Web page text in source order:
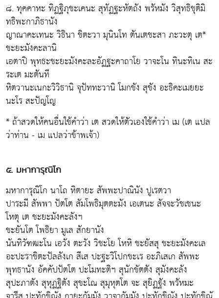
๘. ทุคคาหะ ทิฏฐิภุชะเคนะ สุทัฏฐะหัตถัง พรัหมัง วิสุทธิชุติมิ
ทธิพะกาภิธานัง
ญาณาคะเทนะ วิธินา ชิตะวา มุนินโท ตันเตชะสา ภะวะตุ เต*
ชะยะมังคะลานิ
เอตาปิ พุทธะชะยะมังคะละอัฏฐะคาถาโย วาจะโน ทินะทิเน สะ
ระเต มะตันที
หิตวานะเนกะวิวิธานิ จุปัททะวานิ โมกขัง สุขัง อะธิคะเมยยะ
นะโร สะปัญโญ
* ถ้าสวดให้คนอื่นใช้คำว่า เต สวดให้ตัวเองใช้คำว่า เม (เต แปล
ว่าท่าน - เม แปลว่าข้าพเจ้า)
๕. มหาการุณิโก
มหาการุณิโก นาโถ หิตายะ สัพพะปาณินัง ปูเรตวา
ปาระมี สัพพา ปัตโต สัมโพธิมุตตะมัง เอเตนะ สัจจะวัชเชนะ
โหตุ เต ชะยะมังคะลังฯ
ชะยันโต โพธิยา มูเล สักยานัง
นันทิวัฑฒะโน เอวัง ตะวัง วิชะโย โหหิ ชะยัสสุ ชะยะมังคะเล
อะปะราชิตะปัลลังเก สีเส ปะฐะวิโปกขะเร อะภิเสเก สัพพะ
พุทธานัง อัคคัปปัตโต ปะโมทะติฯ สุนักขัตตัง สุมังคะลัง
สุปะภาตัง สุหุฏฐิตัง สุขะโณ สุมุหุตโต จะ สุยิฏฐัง พรัหมะ